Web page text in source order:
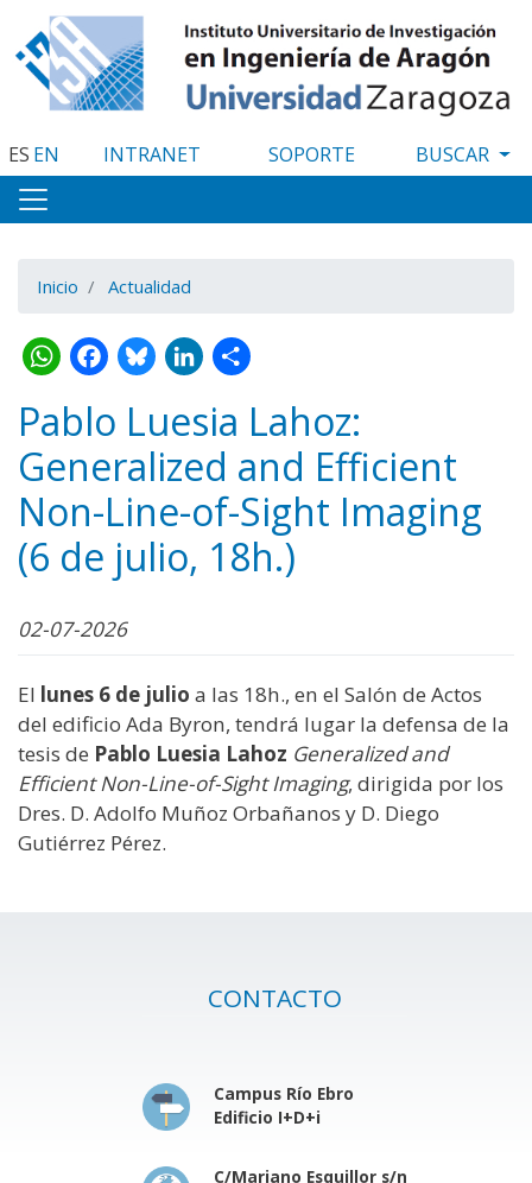
al
contenido
principal
ES EN INTRANET SOPORTE
Inicio Actualidad
WhatsApp
Facebook
Bluesky
LinkedIn
Share
Pablo Luesia Lahoz:
Generalized and Efficient
Non-Line-of-Sight Imaging
(6 de julio, 18h.)
02-07-2026
El lunes 6 de julio a las 18h., en el Salón de Actos
del edificio Ada Byron, tendrá lugar la defensa de la
tesis de Pablo Luesia Lahoz Generalized and
Efficient Non-Line-of-Sight Imaging, dirigida por los
Dres. D. Adolfo Muñoz Orbañanos y D. Diego
Gutiérrez Pérez.
CONTACTO
Campus Río Ebro
Edificio I+D+i
C/Mariano Esquillor s/n